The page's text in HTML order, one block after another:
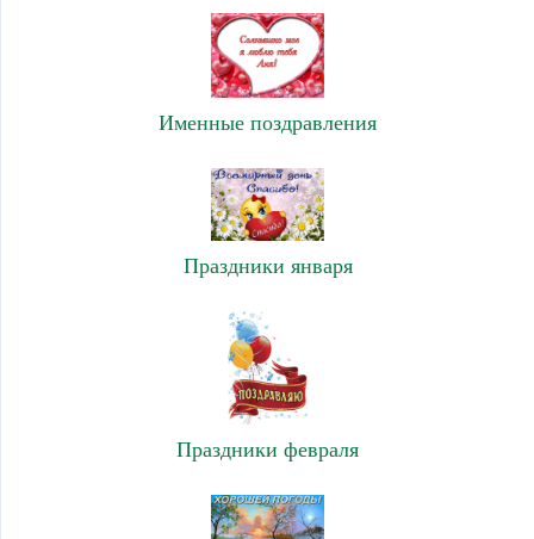
Именные поздравления
Праздники января
Праздники февраля